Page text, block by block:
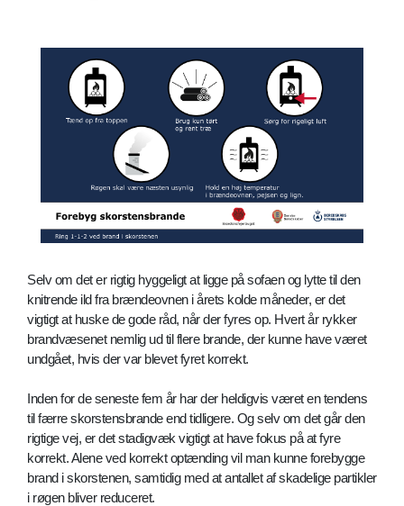
Selv om det er rigtig hyggeligt at ligge på sofaen og lytte til den
knitrende ild fra brændeovnen i årets kolde måneder, er det
vigtigt at huske de gode råd, når der fyres op. Hvert år rykker
brandvæsenet nemlig ud til flere brande, der kunne have været
undgået, hvis der var blevet fyret korrekt.
Inden for de seneste fem år har der heldigvis været en tendens
til færre skorstensbrande end tidligere. Og selv om det går den
rigtige vej, er det stadigvæk vigtigt at have fokus på at fyre
korrekt. Alene ved korrekt optænding vil man kunne forebygge
brand i skorstenen, samtidig med at antallet af skadelige partikler
i røgen bliver reduceret.